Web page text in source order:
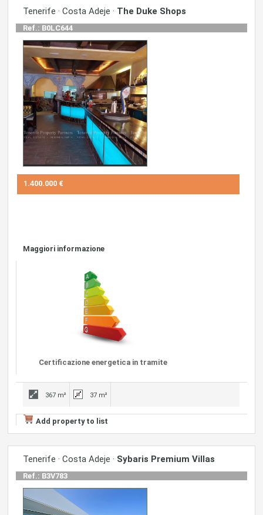
Tenerife · Costa Adeje · The Duke Shops
Ref.: B0LC644
1.400.000 €
Maggiori informazione
Certificazione energetica in tramite
367 m² 37 m²
Add property to list
Tenerife · Costa Adeje · Sybaris Premium Villas
Ref.: B3V783